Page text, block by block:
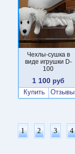
Чехлы-сушка в
виде игрушки D-
100
1 100 руб
Купить
Отзывы
1 2 3 4